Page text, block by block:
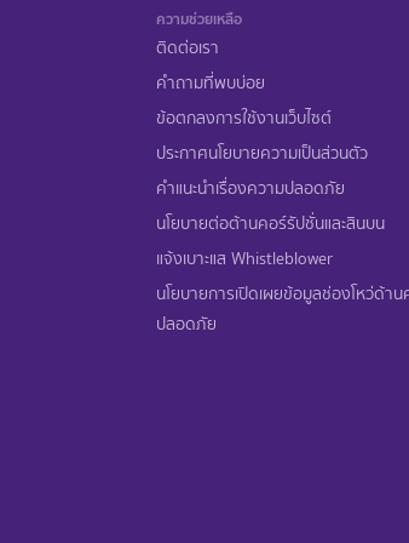
ความช่วยเหลือ
ติดต่อเรา
คำถามที่พบบ่อย
ข้อตกลงการใช้งานเว็บไซต์
ประกาศนโยบายความเป็นส่วนตัว
คำแนะนำเรื่องความปลอดภัย
นโยบายต่อต้านคอร์รัปชั่นและสินบน
แจ้งเบาะแส Whistleblower
นโยบายการเปิดเผยข้อมูลช่องโหว่ด้า
ปลอดภัย